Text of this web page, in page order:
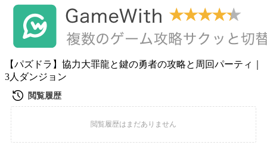
【パズドラ】協力大罪龍と鍵の勇者の攻略と周回パーティ｜
3人ダンジョン